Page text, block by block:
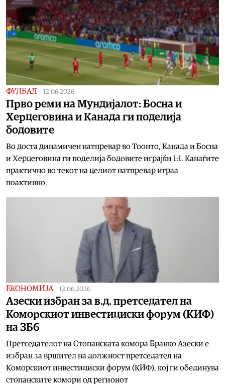
ФУДБАЛ 12.06.2026
Прво реми на Мундијалот: Босна и
Херцеговина и Канада ги поделија
бодовите
Во доста динамичен натпревар во Тоонто, Канада и Босна
и Херцеговина ги поделија бодовите играјќи 1:1. Канаѓите
практично во текот на целиот натпревар играа
поактивно,
ЕКОНОМИЈА 12.06.2026
Азески избран за в.д. претседател на
Коморскиот инвестициски форум (КИФ)
на ЗБ6
Претседателот на Стопанската комора Бранко Азески е
избран за вршител на должност претседател на
Коморскиот инвестициски форум (КИФ), кој ги обединува
стопанските комори од регионот